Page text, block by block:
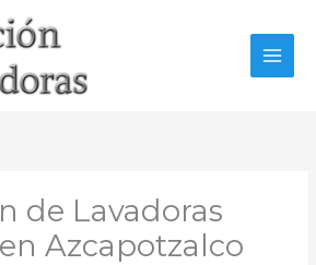
de Lavadoras
Azcapotzalco